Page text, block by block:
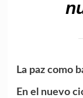
La paz como
En el nuevo